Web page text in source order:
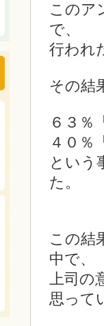
このア
で、
行われ
その結
６３％
４０％
という
た。
この結
中で、
上司の
思って